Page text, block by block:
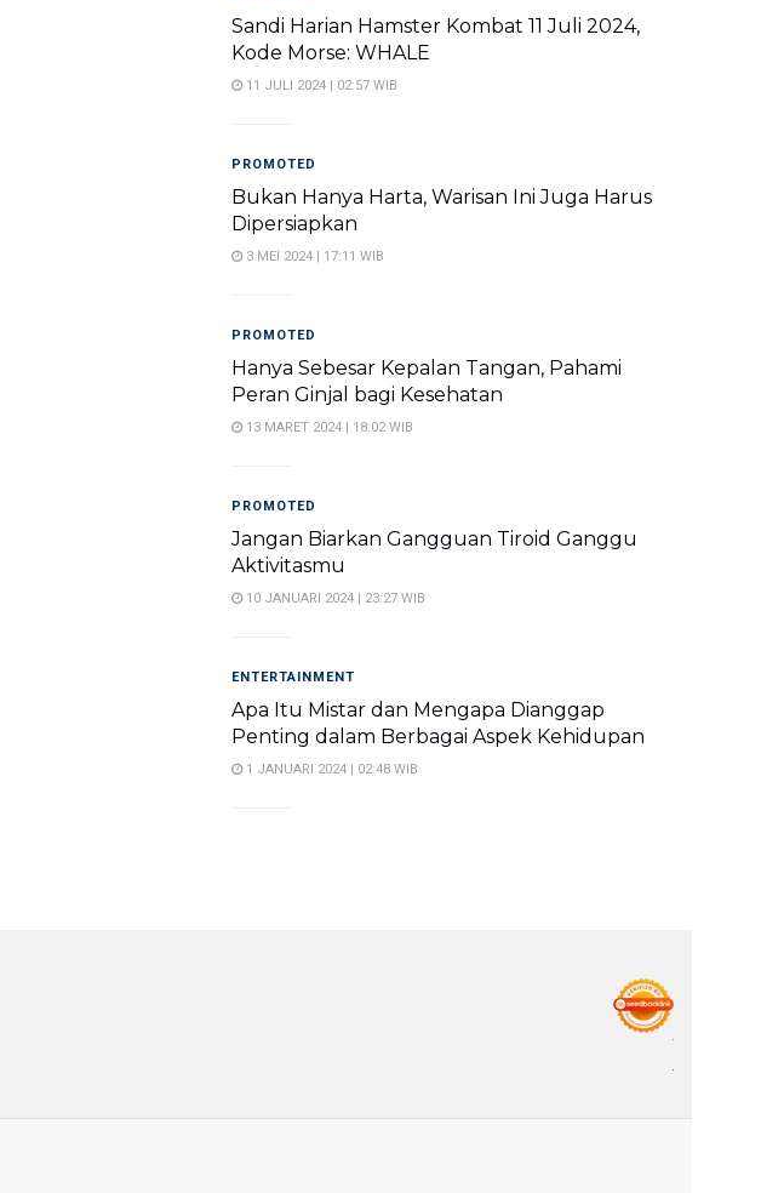
Sandi Harian Hamster Kombat 11 Juli 2024,
Kode Morse: WHALE
11 JULI 2024 | 02:57 WIB
PROMOTED
Bukan Hanya Harta, Warisan Ini Juga Harus
Dipersiapkan
3 MEI 2024 | 17:11 WIB
PROMOTED
Hanya Sebesar Kepalan Tangan, Pahami
Peran Ginjal bagi Kesehatan
13 MARET 2024 | 18:02 WIB
PROMOTED
Jangan Biarkan Gangguan Tiroid Ganggu
Aktivitasmu
10 JANUARI 2024 | 23:27 WIB
ENTERTAINMENT
Apa Itu Mistar dan Mengapa Dianggap
Penting dalam Berbagai Aspek Kehidupan
1 JANUARI 2024 | 02:48 WIB